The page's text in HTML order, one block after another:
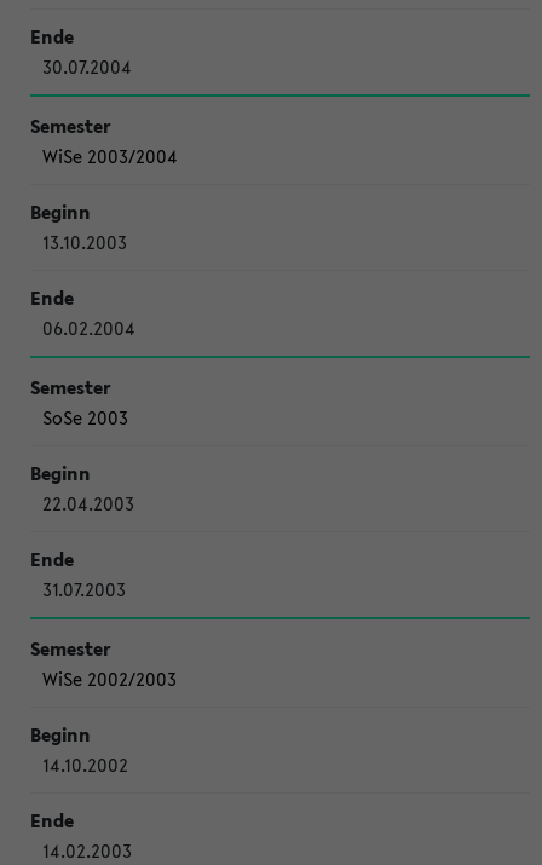
30.07.2004
WiSe 2003/2004
13.10.2003
06.02.2004
SoSe 2003
22.04.2003
31.07.2003
WiSe 2002/2003
14.10.2002
14.02.2003